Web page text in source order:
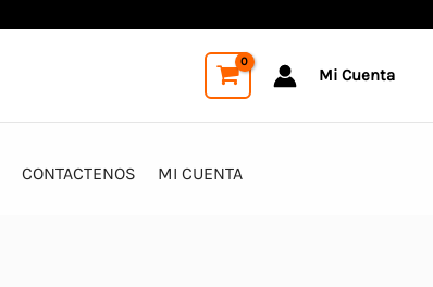
Mi Cuenta
CONTACTENOS MI CUENTA